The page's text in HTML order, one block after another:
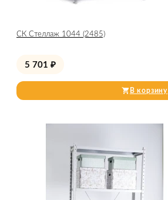
СК Стеллаж 1044 (2485)
5 701 ₽
В корзину